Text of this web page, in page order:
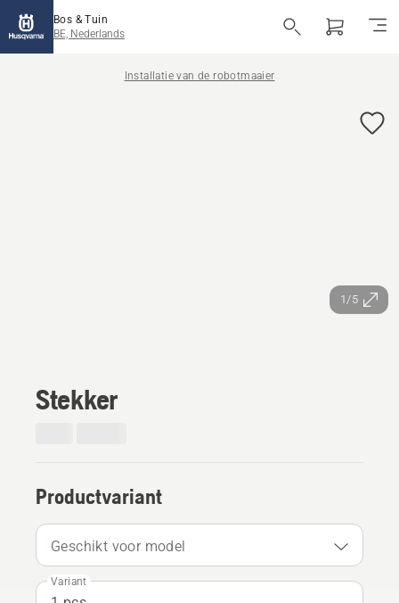
Bos & Tuin
BE, Nederlands
Installatie van de robotmaaier
1/5
Stekker
Productvariant
Geschikt voor model
Variant